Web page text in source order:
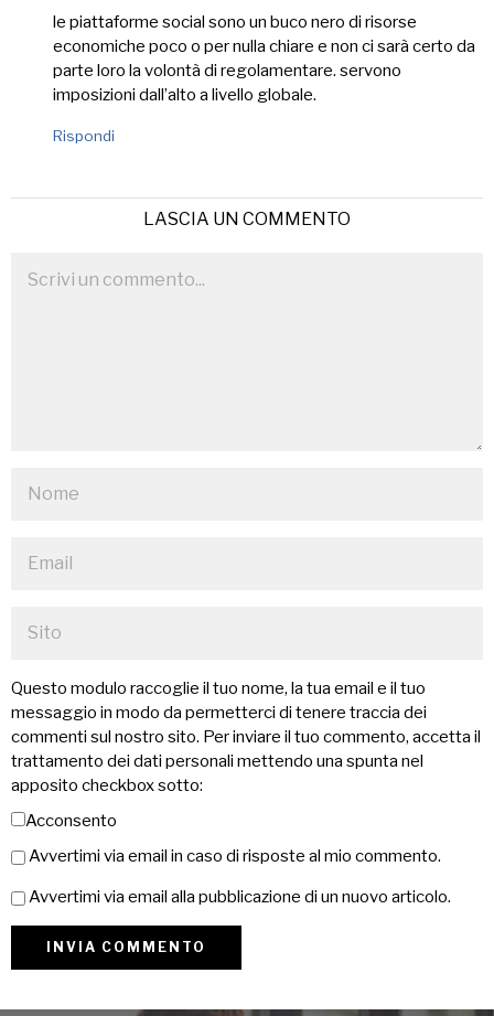
le piattaforme social sono un buco nero di risorse
economiche poco o per nulla chiare e non ci sarà certo da
parte loro la volontà di regolamentare. servono
imposizioni dall’alto a livello globale.
Rispondi
LASCIA UN COMMENTO
Questo modulo raccoglie il tuo nome, la tua email e il tuo
messaggio in modo da permetterci di tenere traccia dei
commenti sul nostro sito. Per inviare il tuo commento, accetta il
trattamento dei dati personali mettendo una spunta nel
apposito checkbox sotto:
Acconsento
Avvertimi via email in caso di risposte al mio commento.
Avvertimi via email alla pubblicazione di un nuovo articolo.